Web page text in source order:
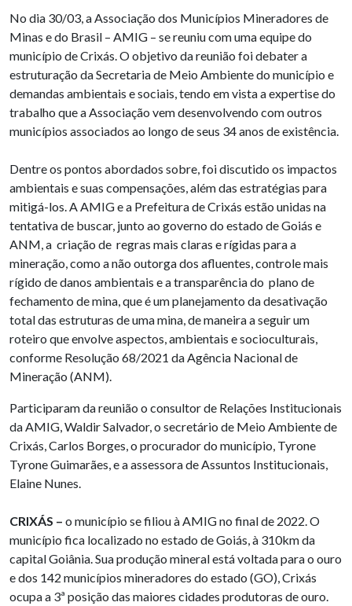
No dia 30/03, a Associação dos Municípios Mineradores de
Minas e do Brasil – AMIG – se reuniu com uma equipe do
município de Crixás. O objetivo da reunião foi debater a
estruturação da Secretaria de Meio Ambiente do município e
demandas ambientais e sociais, tendo em vista a expertise do
trabalho que a Associação vem desenvolvendo com outros
municípios associados ao longo de seus 34 anos de existência.
Dentre os pontos abordados sobre, foi discutido os impactos
ambientais e suas compensações, além das estratégias para
mitigá-los. A AMIG e a Prefeitura de Crixás estão unidas na
tentativa de buscar, junto ao governo do estado de Goiás e
ANM, a criação de regras mais claras e rígidas para a
mineração, como a não outorga dos afluentes, controle mais
rígido de danos ambientais e a transparência do plano de
fechamento de mina, que é um planejamento da desativação
total das estruturas de uma mina, de maneira a seguir um
roteiro que envolve aspectos, ambientais e socioculturais,
conforme Resolução 68/2021 da Agência Nacional de
Mineração (ANM).
Participaram da reunião o consultor de Relações Institucionais
da AMIG, Waldir Salvador, o secretário de Meio Ambiente de
Crixás, Carlos Borges, o procurador do município, Tyrone
Tyrone Guimarães, e a assessora de Assuntos Institucionais,
Elaine Nunes.
CRIXÁS – o município se filiou à AMIG no final de 2022. O
município fica localizado no estado de Goiás, à 310km da
capital Goiânia. Sua produção mineral está voltada para o ouro
e dos 142 municípios mineradores do estado (GO), Crixás
ocupa a 3ª posição das maiores cidades produtoras de ouro.